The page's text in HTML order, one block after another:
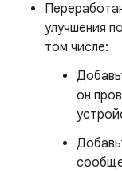
улучшения
том числе:
он